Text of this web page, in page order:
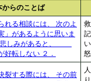
からのことば
れる相談には、 次のよ
」があるように思いま
悲しみがあると、
好転しない ２．
裂する際には、 その前